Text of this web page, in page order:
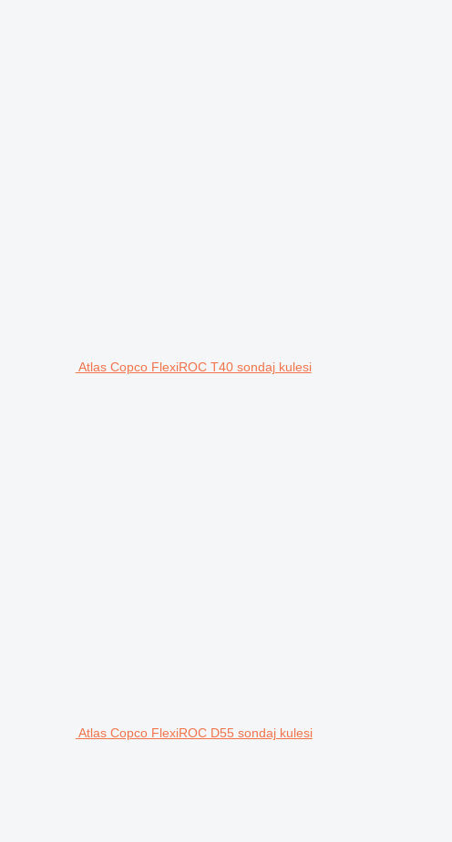
Atlas Copco FlexiROC T40 sondaj kulesi
Atlas Copco FlexiROC D55 sondaj kulesi